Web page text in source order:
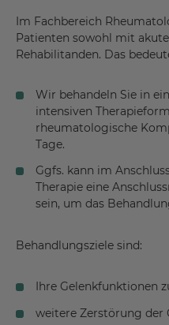
Im Fachbereich
Patienten sowohl mit
Rehabilitanden. Das
Wir behandeln Sie in
intensiven
rheumatologische
Tage.
Ggfs. kann im
Therapie eine
sein, um das
Behandlungsziele sind:
Ihre Gelenkfunktionen
weitere Zerstörung der